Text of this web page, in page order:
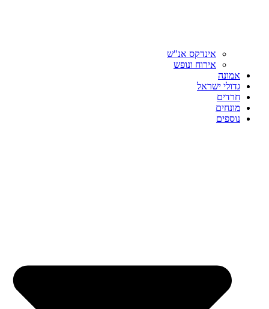
אינדקס אנ"ש
אירוח ונופש
אמונה
גדולי ישראל
חרדים
מונחים
נוספים